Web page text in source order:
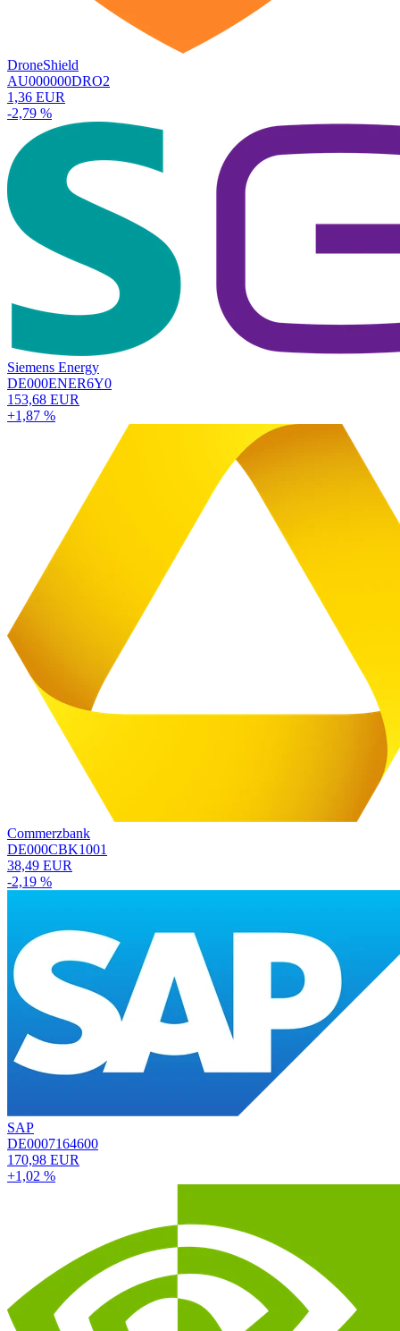
DroneShield
AU000000DRO2
1,36 EUR
-2,79 %
Siemens Energy
DE000ENER6Y0
153,68 EUR
+1,87 %
Commerzbank
DE000CBK1001
38,49 EUR
-2,19 %
SAP
DE0007164600
170,98 EUR
+1,02 %